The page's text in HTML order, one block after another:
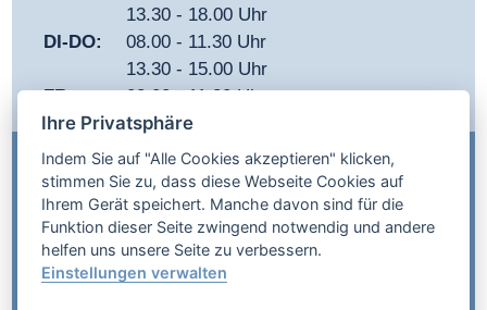
13.30 - 18.00 Uhr
DI-DO:
08.00 - 11.30 Uhr
13.30 - 15.00 Uhr
FR:
08.00 - 11.30 Uhr
IMPRESSUM
DATENSCHUTZ
AMTSSIGNATUR
Ihre Privatsphäre
Indem Sie auf "Alle Cookies akzeptieren" klicken,
stimmen Sie zu, dass diese Webseite Cookies auf
Ihrem Gerät speichert. Manche davon sind für die
Funktion dieser Seite zwingend notwendig und andere
helfen uns unsere Seite zu verbessern.
Einstellungen verwalten